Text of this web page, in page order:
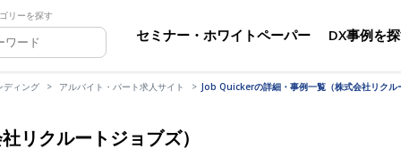
リーを探す
セミナー・ホワイトペーパー DX事例を
ディング アルバイト・パート求人サイト Job Quickerの詳細・事例一覧（株式会社リクル
リクルートジョブズ）